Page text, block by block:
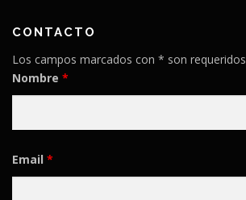
CONTACTO
Los campos marcados con * son requeridos
Nombre *
Email *